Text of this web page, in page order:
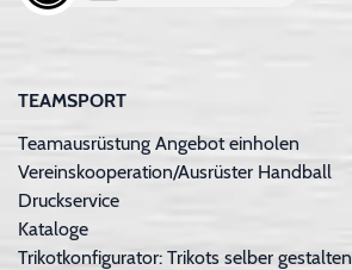
TEAMSPORT
Teamausrüstung Angebot einholen
Vereinskooperation/Ausrüster Handball
Druckservice
Kataloge
Trikotkonfigurator: Trikots selber gestalten